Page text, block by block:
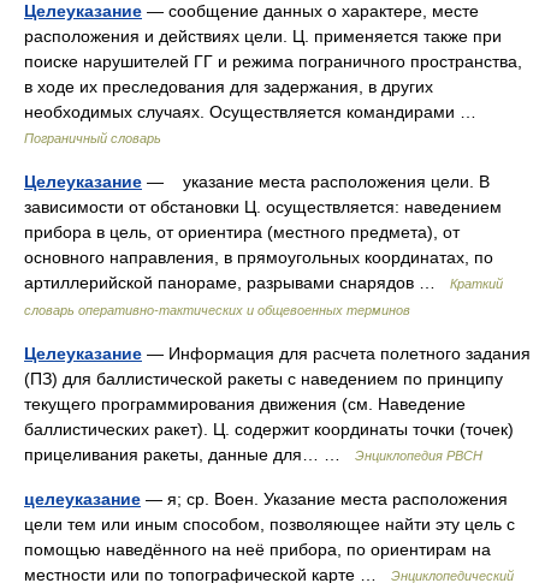
Целеуказание — сообщение данных о характере, месте
расположения и действиях цели. Ц. применяется также при
поиске нарушителей ГГ и режима пограничного пространства,
в ходе их преследования для задержания, в других
необходимых случаях. Осуществляется командирами …
Пограничный словарь
Целеуказание — указание места расположения цели. В
зависимости от обстановки Ц. осуществляется: наведением
прибора в цель, от ориентира (местного предмета), от
основного направления, в прямоугольных координатах, по
артиллерийской панораме, разрывами снарядов …
Краткий
словарь оперативно-тактических и общевоенных терминов
Целеуказание — Информация для расчета полетного задания
(ПЗ) для баллистической ракеты с наведением по принципу
текущего программирования движения (см. Наведение
баллистических ракет). Ц. содержит координаты точки (точек)
прицеливания ракеты, данные для… …
Энциклопедия РВСН
целеуказание — я; ср. Воен. Указание места расположения
цели тем или иным способом, позволяющее найти эту цель с
помощью наведённого на неё прибора, по ориентирам на
местности или по топографической карте …
Энциклопедический